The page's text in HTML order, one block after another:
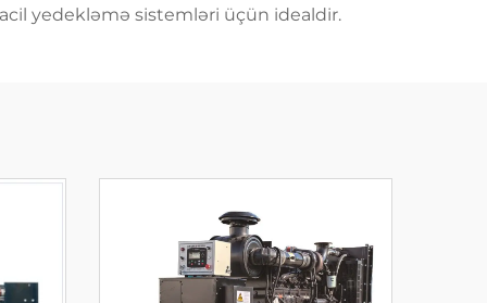
yedekləmə sistemləri üçün idealdir.